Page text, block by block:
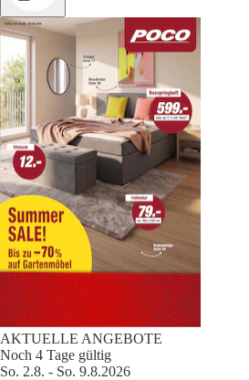
AKTUELLE ANGEBOTE
Noch 4 Tage gültig
So. 2.8. - So. 9.8.2026